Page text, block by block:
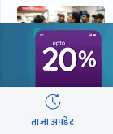
ताजा अपडेट